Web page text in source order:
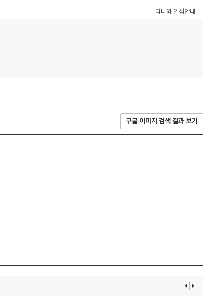
다나와 입점안내
구글 이미지 검색 결과 보기
이 다